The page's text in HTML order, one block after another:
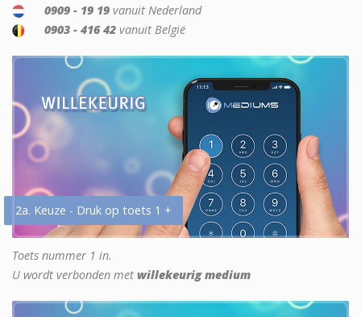
0909 - 19 19 vanuit Nederland
0903 - 416 42 vanuit België
2a. Keuze - Druk op toets 1 +
Toets nummer 1 in.
U wordt verbonden met willekeurig medium